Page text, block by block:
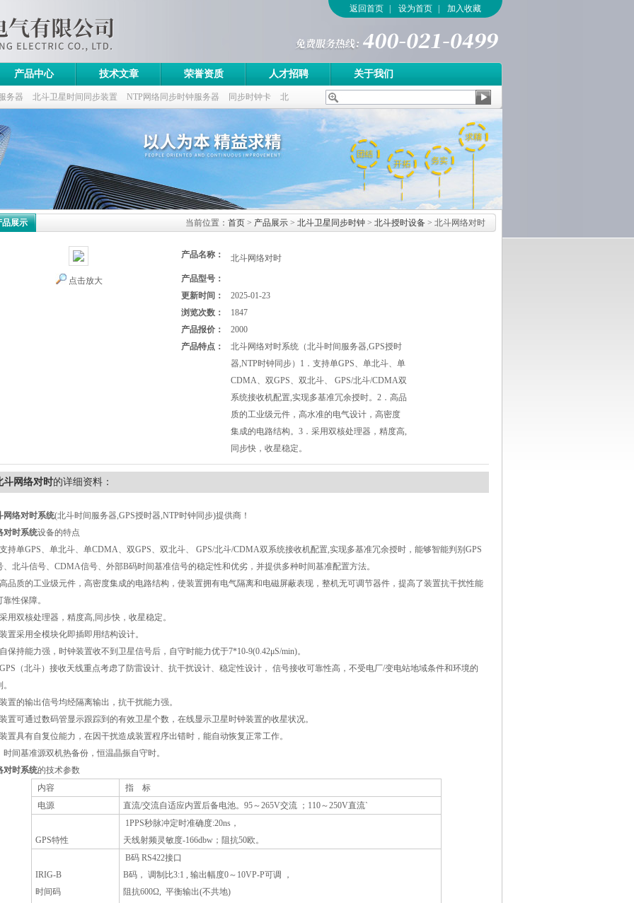
返回首页 设为首页 加入收藏
产品中心 技术文章 荣誉资质 人才招聘 关于我们
务器 北斗卫星时间同步装置 NTP网络同步时钟服务器 同步时钟卡 北
品展示 当前位置： 首页 > 产品展示 > 北斗卫星同步时钟 > 北斗授时设备 > 北斗网络对时
点击放大
产品名称： 北斗网络对时
产品型号：
更新时间：
2025-01-23
浏览次数：
1847
产品报价：
2000
产品特点：
北斗网络对时系统（北斗时间服务器,GPS授时
器,NTP时钟同步）1．支持单GPS、单北斗、单
CDMA、双GPS、双北斗、 GPS/北斗/CDMA双
系统接收机配置,实现多基准冗余授时。2．高品
质的工业级元件，高水准的电气设计，高密度
集成的电路结构。3．采用双核处理器，精度高,
同步快，收星稳定。
斗网络对时的详细资料：
网络对时系统(北斗时间服务器,GPS授时器,NTP时钟同步)提供商！
对时系统设备的特点
持单GPS、单北斗、单CDMA、双GPS、双北斗、 GPS/北斗/CDMA双系统接收机配置,实现多基准冗余授时，能够智能判别 GPS
、北斗信号、 CDMA信号、外部B码时间基准信号的稳定性和优劣，并提供多种时间基准配置方法。
品质的工业级元件，高密度集成的电路结构，使装置拥有电气隔离和电磁屏蔽表现，整机无可调节器件，提高了装置抗干扰性能
靠性保障。
用双核处理器，精度高, 同步快，收星稳定。
置采用全模块化即插即用结构设计。
保持能力强，时钟装置收不到卫星信号后，自守时能力优于7*10-9(0.42μS/min)。
GPS （北斗）接收天线重点考虑了防雷设计、抗干扰设计、稳定性设计， 信号接收可靠性高，不受电厂/变电站地域条件和环境的
置的输出信号均经隔离输出，抗干扰能力强。
置可通过数码管显示跟踪到的有效卫星个数，在线显示卫星时钟装置的收星状况。
置具有自复位能力，在因干扰造成装置程序出错时，能自动恢复正常工作。
时间基准源双机热备份，恒温晶振自守时。
对时系统的技术参数
内容
指
标
电源
直流/交流自适应内置后备电池。 95～265V交流 ； 110～250V直流`
GPS特性
1PPS秒脉冲定时准确度:20ns，
天线射频灵敏度-166dbw；阻抗50欧。
IRIG-B
时间码
B码RS422接口
B码， 调制比3:1 , 输出幅度0～ 10VP-P可调
，
阻抗600Ω, 平衡输出(不共地)